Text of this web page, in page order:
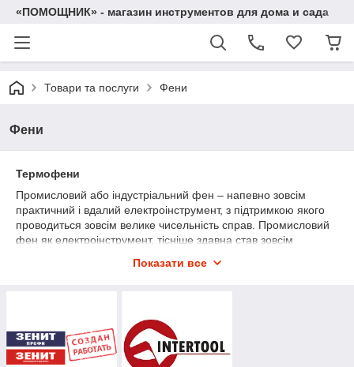
«ПОМОЩНИК» - магазин инструментов для дома и сада
Товари та послуги Фени
Фени
Термофени
Промисловий або індустріальний фен – напевно зовсім
практичний і вдалий електроінструмент, з підтримкою якого
проводиться зовсім велике чисельність справ. Промисловий
фен як електроінструмент, тісніше здавна став зовсім
дрилями та болгарками. Нинішній базар сповнений різними
допоможе з обранням тех. фена. Купити термовоздуходувку
Ви можене в нашому магазиніза найнижчою ціною в
Україні!
Показати все